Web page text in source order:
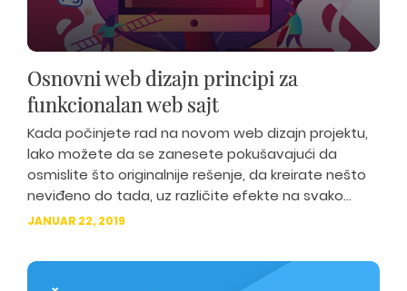
Osnovni web dizajn principi za
funkcionalan web sajt
Kada počinjete rad na novom web dizajn projektu,
lako možete da se zanesete pokušavajući da
osmislite što originalnije rešenje, da kreirate nešto
neviđeno do tada, uz različite efekte na svako...
JANUAR 22, 2019